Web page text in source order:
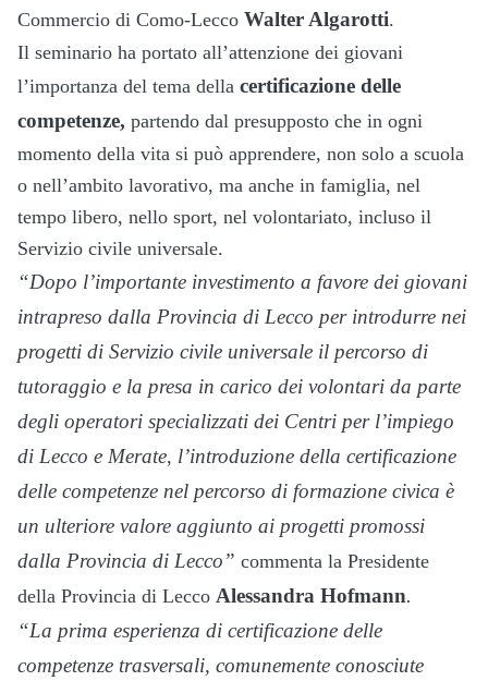
Commercio di Como-Lecco Walter Algarotti.
Il seminario ha portato all’attenzione dei giovani
l’importanza del tema della certificazione delle
competenze, partendo dal presupposto che in ogni
momento della vita si può apprendere, non solo a scuola
o nell’ambito lavorativo, ma anche in famiglia, nel
tempo libero, nello sport, nel volontariato, incluso il
Servizio civile universale.
“Dopo l’importante investimento a favore dei giovani
intrapreso dalla Provincia di Lecco per introdurre nei
progetti di Servizio civile universale il percorso di
tutoraggio e la presa in carico dei volontari da parte
degli operatori specializzati dei Centri per l’impiego
di Lecco e Merate, l’introduzione della certificazione
delle competenze nel percorso di formazione civica è
un ulteriore valore aggiunto ai progetti promossi
dalla Provincia di Lecco” commenta la Presidente
della Provincia di Lecco Alessandra Hofmann.
“La prima esperienza di certificazione delle
competenze trasversali, comunemente conosciute